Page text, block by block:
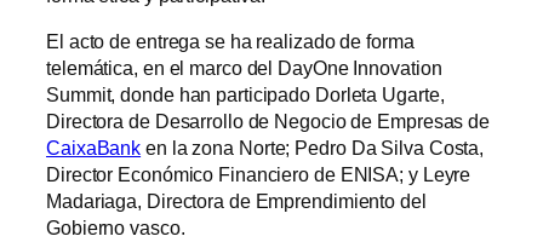
El acto de entrega se ha realizado de forma
telemática, en el marco del DayOne Innovation
Summit, donde han participado Dorleta Ugarte,
Directora de Desarrollo de Negocio de Empresas de
CaixaBank en la zona Norte; Pedro Da Silva Costa,
Director Económico Financiero de ENISA; y Leyre
Madariaga, Directora de Emprendimiento del
Gobierno vasco.